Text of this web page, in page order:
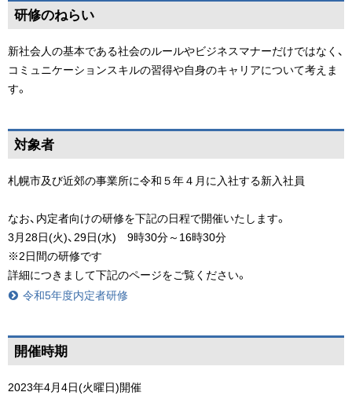
ペ
ー
ジ
の
ト
へ
戻
る
研修のねらい
新社会人の基本である社会のルールやビジネスマナーだけではなく、
コミュニケーションスキルの習得や自身のキャリアについて考えま
す。
ペ
ー
ジ
ト
ッ
プ
へ
戻
対象者
札幌市及び近郊の事業所に令和５年４月に入社する新入社員
なお、内定者向けの研修を下記の日程で開催いたします。
3月28日(火)、29日(水) 9時30分～16時30分
※2日間の研修です
詳細につきまして下記のページをご覧ください。
令和5年度内定者研修
ペ
ー
ジ
開催時期
2023年4月4日(火曜日)開催